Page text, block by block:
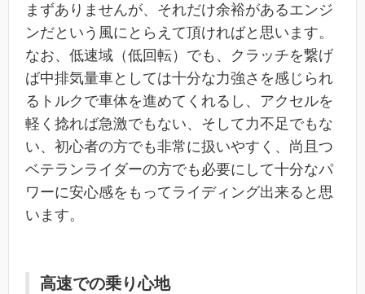
まずありませんが、それだけ余裕があるエンジ
ンだという風にとらえて頂ければと思います。
なお、低速域（低回転）でも、クラッチを繋げ
ば中排気量車としては十分な力強さを感じられ
るトルクで車体を進めてくれるし、アクセルを
軽く捻れば急激でもない、そして力不足でもな
い、初心者の方でも非常に扱いやすく、尚且つ
ベテランライダーの方でも必要にして十分なパ
ワーに安心感をもってライディング出来ると思
います。
高速での乗り心地